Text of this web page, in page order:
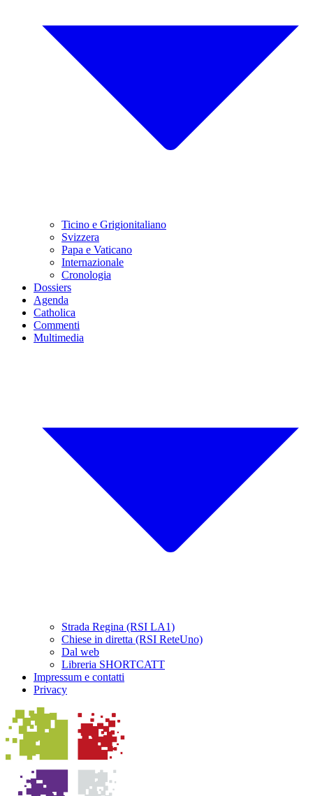
Ticino e Grigionitaliano
Svizzera
Papa e Vaticano
Internazionale
Cronologia
Dossiers
Agenda
Catholica
Commenti
Multimedia
Strada Regina (RSI LA1)
Chiese in diretta (RSI ReteUno)
Dal web
Libreria SHORTCATT
Impressum e contatti
Privacy